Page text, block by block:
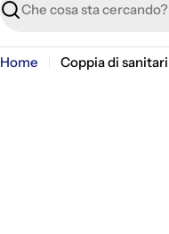
Ricerca
Home